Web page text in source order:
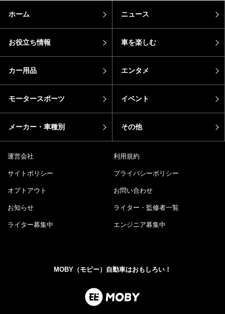
ホーム ニュース
お役立ち情報 車を楽しむ
カー用品 エンタメ
モータースポーツ イベント
メーカー・車種別 その他
運営会社 利用規約
サイトポリシー プライバシーポリシー
オプトアウト お問い合わせ
お知らせ ライター・監修者一覧
ライター募集中 エンジニア募集中
MOBY（モビー）自動車はおもしろい！